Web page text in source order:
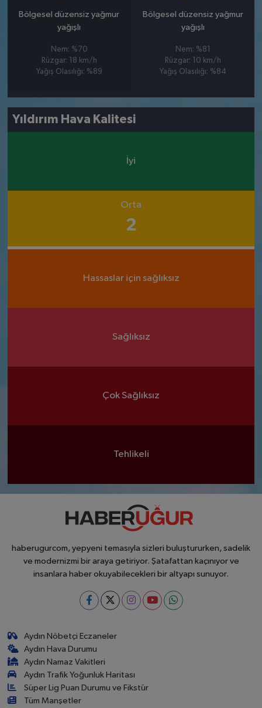
Bölgesel düzensiz yağmur
yağışlı
Nem: %70
Rüzgar: 18 km/h
Yağış Olasılığı: %89
Bölgesel düzensiz yağmur
yağışlı
Nem: %81
Rüzgar: 10 km/h
Yağış Olasılığı: %84
Yıldırım Hava Kalitesi
İyi
Orta
2
Hassaslar için sağlıksız
Sağlıksız
Çok Sağlıksız
Tehlikeli
haberugurcom, yepyeni temasıyla sizleri buluştururken, sadelik
ve modernizmi bir araya getiriyor. Şatafattan kaçınıyor ve
insanlara haber okuyabilecekleri bir altyapı sunuyor.
Aydın Nöbetçi Eczaneler
Aydın Hava Durumu
Aydın Namaz Vakitleri
Aydın Trafik Yoğunluk Haritası
Süper Lig Puan Durumu ve Fikstür
Tüm Manşetler